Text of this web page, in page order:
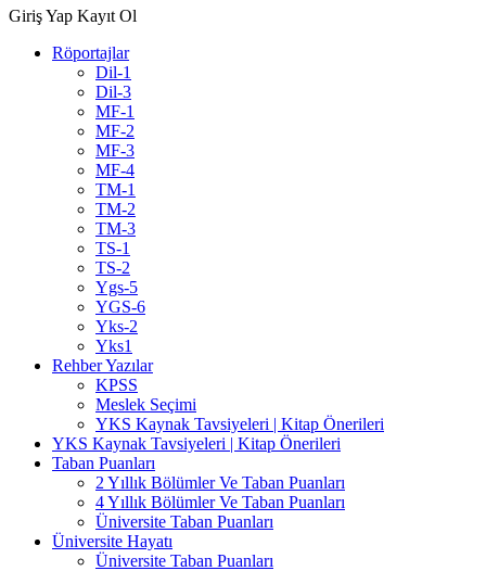
Giriş Yap Kayıt Ol
Röportajlar
Dil-1
Dil-3
MF-1
MF-2
MF-3
MF-4
TM-1
TM-2
TM-3
TS-1
TS-2
Ygs-5
YGS-6
Yks-2
Yks1
Rehber Yazılar
KPSS
Meslek Seçimi
YKS Kaynak Tavsiyeleri | Kitap Önerileri
YKS Kaynak Tavsiyeleri | Kitap Önerileri
Taban Puanları
2 Yıllık Bölümler Ve Taban Puanları
4 Yıllık Bölümler Ve Taban Puanları
Üniversite Taban Puanları
Üniversite Hayatı
Üniversite Taban Puanları